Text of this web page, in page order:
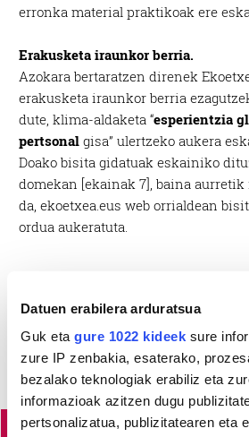
Datuen erabilera arduratsua
Guk eta gure 1022 kideek sure
zure IP zenbakia, esaterako,
bezalako teknologiak erabiliz eta
informazioak azitzen dugu
pertsonalizatua, publizitatearen eta
erronka material praktikoak ere
Erakusketa iraunkor berria.
Azokara bertaratzen direnek
erakusketa iraunkor berria
dute, klima-aldaketa “esperientzia
pertsonal gisa” ulertzeko aukera
Doako bisita gidatuak eskainiko
domekan [ekainak 7], baina
da, ekoetxea.eus web orrialdean
ordua aukeratuta.